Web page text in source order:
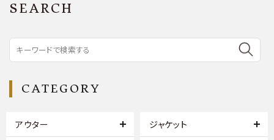
SEARCH
CATEGORY
アウター ジャケット